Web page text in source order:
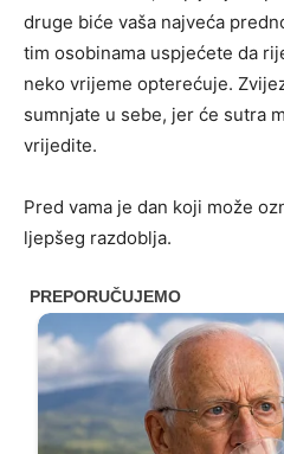
druge biće vaša najveća
tim osobinama uspjećete da
neko vrijeme opterećuje.
sumnjate u sebe, jer će sutra
vrijedite.
Pred vama je dan koji može
ljepšeg razdoblja.